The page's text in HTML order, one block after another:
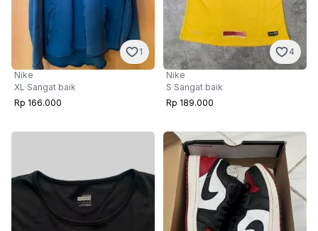
1
Nike
XL ·Sangat baik
Rp 166.000
4
Nike
S·Sangat baik
Rp 189.000